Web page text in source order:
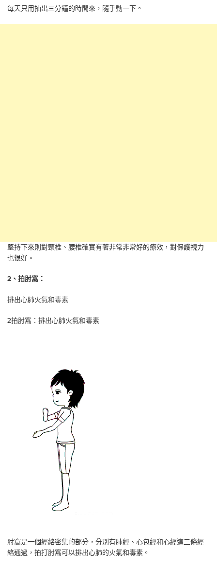
每天只用抽出三分鐘的時間來，隨手動一下。
堅持下來則對頸椎、腰椎確實有著非常非常好的療效，對保護視力
也很好。
2、拍肘窩：
排出心肺火氣和毒素
2拍肘窩：排出心肺火氣和毒素
肘窩是一個經絡密集的部分，分別有肺經、心包經和心經這三條經
絡通過，拍打肘窩可以排出心肺的火氣和毒素。